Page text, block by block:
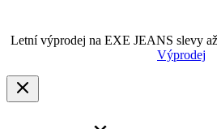
Letní výprodej na EXE JEANS slevy
Výprodej